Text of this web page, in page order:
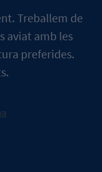
Treballem de
aviat amb les
preferides.